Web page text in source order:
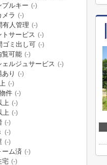
プルキー (-)
メラ (-)
有人管理 (-)
トサービス (-)
ゴミ出し可 (-)
覧可能 (-)
ェルジュサービス (-)
り (-)
(-)
件 (-)
上 (-)
上 (-)
(-)
(-)
(-)
ーム済 (-)
宅 (-)